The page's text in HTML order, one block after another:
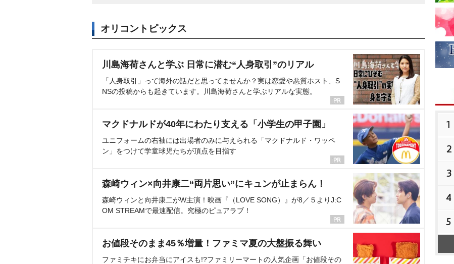
オリコントピックス
川島海荷さんと学ぶ 日常に潜む“人身取引”のリアル
「人身取引」って海外の話だと思ってませんか？実は恋愛や悪質ホスト、S
NSの投稿からも起きています。川島海荷さんと学ぶリアルな実態。
マクドナルドが40年にわたり支える「小学生の甲子園」
ユニフォームの右袖には出場者のみに与えられる「マクドナルド・ワッペ
ン」をつけて学童球児たちが頂点を目指す
森崎ウィン×向井康二“両片思い”にキュンが止まらん！
森崎ウィンと向井康二がW主演！映画『（LOVE SONG）』が8／５よりJ:C
OM STREAMで最速配信。究極のピュアラブ！
お値段そのまま45％増量！ファミマ夏の大盤振る舞い
ファミチキにお弁当にアイスも!?ファミリーマートの人気企画「お値段その
1
2
3
4
5